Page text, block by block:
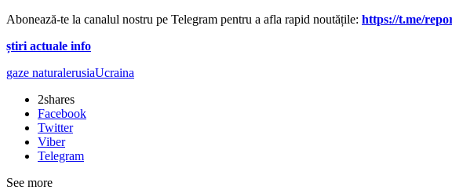
Abonează-te la canalul nostru pe Telegram pentru a afla rapid noutățile: https://t.me/
știri actuale info
gaze naturalerusiaUcraina
2shares
Facebook
Twitter
Viber
Telegram
See more